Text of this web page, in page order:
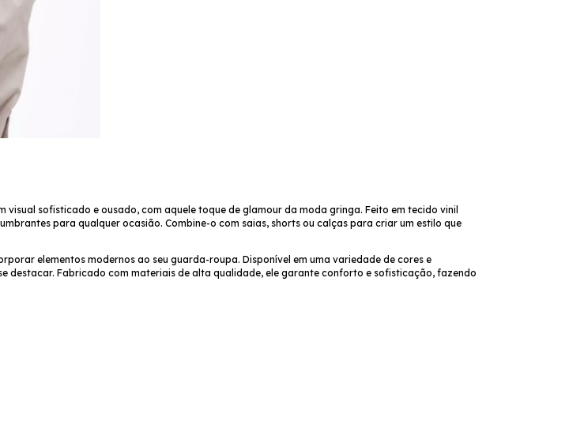
sofisticado e ousado, com aquele toque de glamour da moda gringa. Feito em tecido vinil
para qualquer ocasião. Combine-o com saias, shorts ou calças para criar um estilo que
elementos modernos ao seu guarda-roupa. Disponível em uma variedade de cores e
destacar. Fabricado com materiais de alta qualidade, ele garante conforto e sofisticação, fazendo